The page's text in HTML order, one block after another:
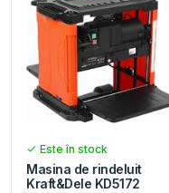
Este în stock
Masina de rindeluit
Kraft&Dele KD5172